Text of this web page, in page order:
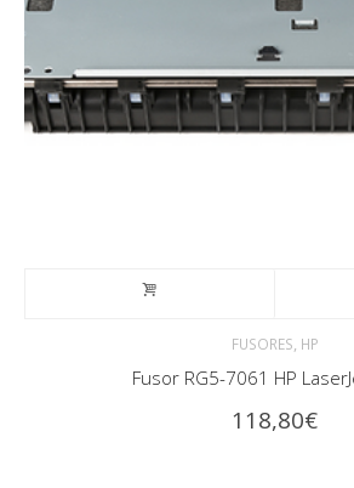
FUSORES, HP
Fusor RG5-7061 HP
118,80€